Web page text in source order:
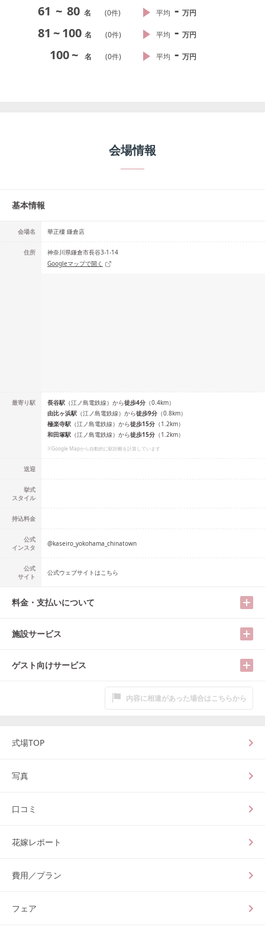
61 ~ 80 名 (0件) 平均 - 万円
81 ~100 名 (0件) 平均 - 万円
100~ 名 (0件) 平均 - 万円
会場情報
基本情報
会場名 華正樓 鎌倉店
住所
神奈川県鎌倉市長谷3-1-14
Googleマップで開く
最寄り駅 長谷駅 （江ノ島電鉄線） から徒歩4分 （0.4km）
由比ヶ浜駅 （江ノ島電鉄線） から徒歩9分 （0.8km）
極楽寺駅 （江ノ島電鉄線） から徒歩15分 （1.2km）
和田塚駅 （江ノ島電鉄線） から徒歩15分 （1.2km）
※Google Mapから自動的に駅距離を計算しています
送迎
挙式
スタイル
持込料金
公式
インスタ
@kaseiro_yokohama_chinatown
公式
サイト
公式ウェブサイトはこちら
料金・支払いについて
施設サービス
ゲスト向けサービス
内容に相違があった場合はこちらから
式場TOP
写真
口コミ
花嫁レポート
費用／プラン
フェア